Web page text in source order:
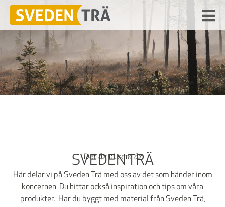
Det är vi som är
SVEDEN TRÄ
Här delar vi på Sveden Trä med oss av det som händer inom
koncernen. Du hittar också inspiration och tips om våra
produkter. Har du byggt med material från Sveden Trä,